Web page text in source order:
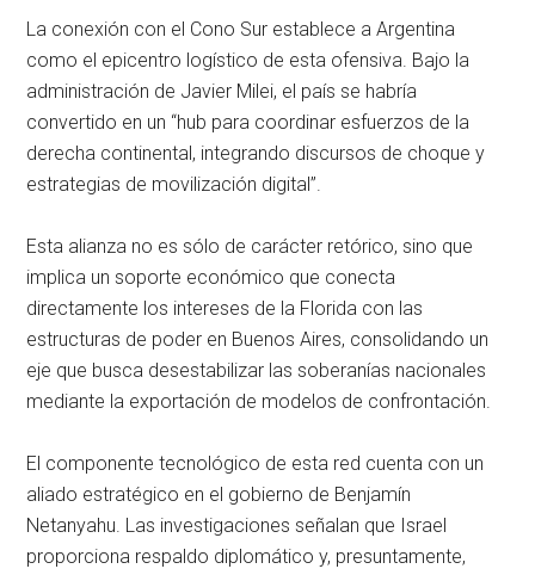
La conexión con el Cono Sur establece a Argentina
como el epicentro logístico de esta ofensiva. Bajo la
administración de Javier Milei, el país se habría
convertido en un “hub para coordinar esfuerzos de la
derecha continental, integrando discursos de choque y
estrategias de movilización digital”.
Esta alianza no es sólo de carácter retórico, sino que
implica un soporte económico que conecta
directamente los intereses de la Florida con las
estructuras de poder en Buenos Aires, consolidando un
eje que busca desestabilizar las soberanías nacionales
mediante la exportación de modelos de confrontación.
El componente tecnológico de esta red cuenta con un
aliado estratégico en el gobierno de Benjamín
Netanyahu. Las investigaciones señalan que Israel
proporciona respaldo diplomático y, presuntamente,